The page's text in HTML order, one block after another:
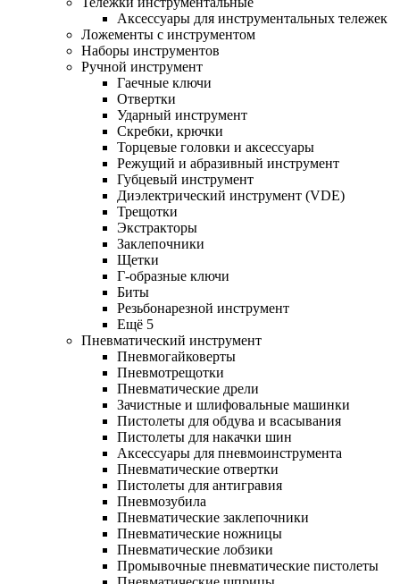
Аксессуары для инструментальных тележек
Ложементы с инструментом
Наборы инструментов
Ручной инструмент
Гаечные ключи
Отвертки
Ударный инструмент
Скребки, крючки
Торцевые головки и аксессуары
Режущий и абразивный инструмент
Губцевый инструмент
Диэлектрический инструмент (VDE)
Трещотки
Экстракторы
Заклепочники
Щетки
Г-образные ключи
Биты
Резьбонарезной инструмент
Ещё 5
Пневматический инструмент
Пневмогайковерты
Пневмотрещотки
Пневматические дрели
Зачистные и шлифовальные машинки
Пистолеты для обдува и всасывания
Пистолеты для накачки шин
Аксессуары для пневмоинструмента
Пневматические отвертки
Пистолеты для антигравия
Пневмозубила
Пневматические заклепочники
Пневматические ножницы
Пневматические лобзики
Промывочные пневматические пистолеты